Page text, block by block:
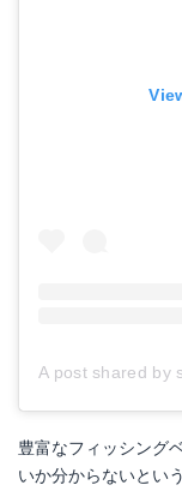
A post shared by
豊富なフィッシング
いか分からないとい